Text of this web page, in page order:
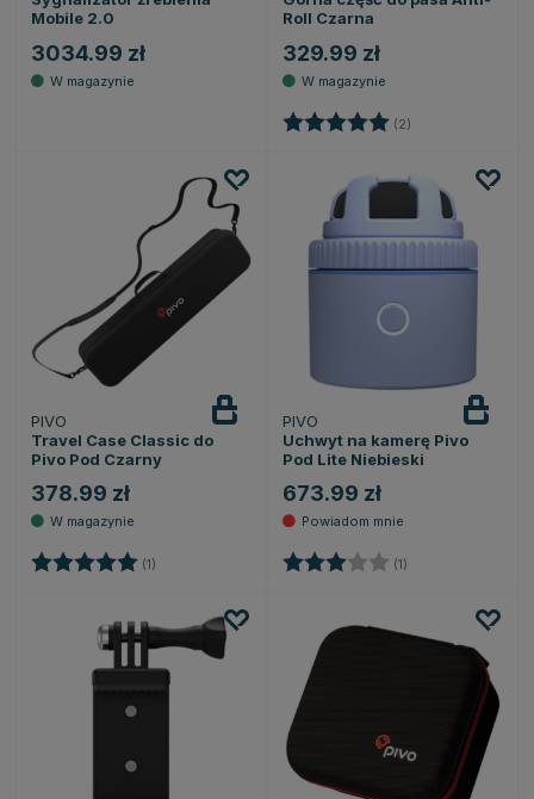
Mobile 2.0
3034.99 zł
Roll Czarna
329.99 zł
Ocena: (2)
PIVO
Travel Case Classic do
Pivo Pod Czarny
378.99 zł
Ocena: (1)
PIVO
Uchwyt na kamerę Pivo
Pod Lite Niebieski
673.99 zł
Ocena: (1)